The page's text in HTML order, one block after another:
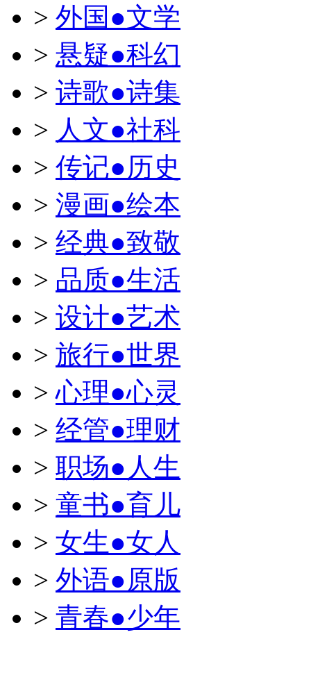
> 外国●文学
> 悬疑●科幻
> 诗歌●诗集
> 人文●社科
> 传记●历史
> 漫画●绘本
> 经典●致敬
> 品质●生活
> 设计●艺术
> 旅行●世界
>心理●心灵
> 经管●理财
> 职场●人生
> 童书●育儿
> 女生●女人
> 外语●原版
> 青春●少年